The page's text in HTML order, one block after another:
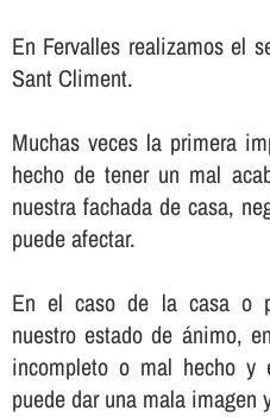
En Fervalles realizamos el
Sant Climent.
Muchas veces la primera
hecho de tener un mal
nuestra fachada de casa,
puede afectar.
En el caso de la casa o
nuestro estado de ánimo,
incompleto o mal hecho
puede dar una mala imagen